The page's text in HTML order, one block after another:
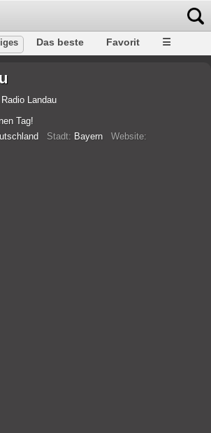
Das beste Favorit ☰
Radio Landau
Tag!
Stadt: Bayern Website: